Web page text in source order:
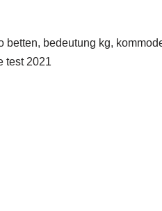
bedeutung kg,
test 2021